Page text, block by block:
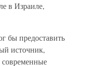
в Израиле,
бы предоставить
источник,
современные